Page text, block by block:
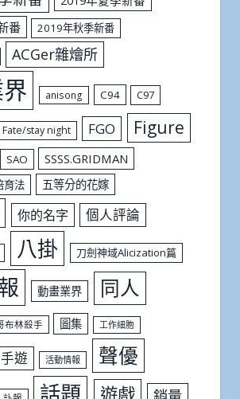
番
2019年秋季新番
ACGer雜燴所
anisong C94 C97
Fate/stay night FGO Figure
SAO SSSS.GRIDMAN
育法 五等分的花嫁
你的名字 個人評論
八掛 刀劍神域Alicization篇
動畫業界 同人
布林殺手 圖集 工作細胞
手遊 活動情報 聲優